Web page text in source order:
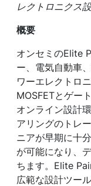
レクトロニクス
概要
オンセミのElite
ー、電気自動車
ワーエレクトロ
MOSFETとゲー
オンライン設計
アリングのトレ
ニアが早期に十
が可能になり、
ちます。Elite
広範な設計ツー